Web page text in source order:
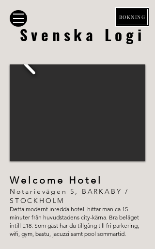
BOKNING
Svenska Logi
Welcome Hotel
Notarievägen 5, BARKABY /
STOCKHOLM
Detta modernt inredda hotell hittar man ca 15
minuter från huvudstadens city-kärna. Bra beläget
intill E18. Som gäst har du tillgång till fri parkering,
wifi, gym, bastu, jacuzzi samt pool sommartid.